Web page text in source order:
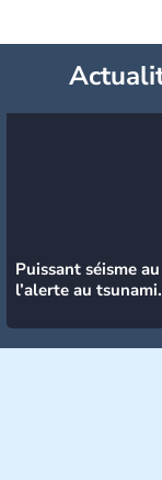
Puissant séisme
l’alerte au tsunami